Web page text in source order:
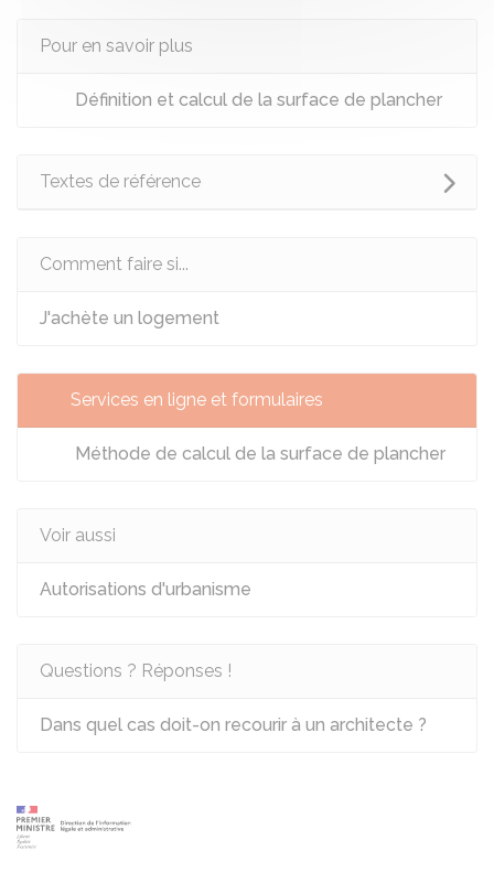
Pour en savoir plus
Définition et calcul de la surface de plancher
Textes de référence
Comment faire si...
J'achète un logement
Services en ligne et formulaires
Méthode de calcul de la surface de plancher
Voir aussi
Autorisations d'urbanisme
Questions ? Réponses !
Dans quel cas doit-on recourir à un architecte ?